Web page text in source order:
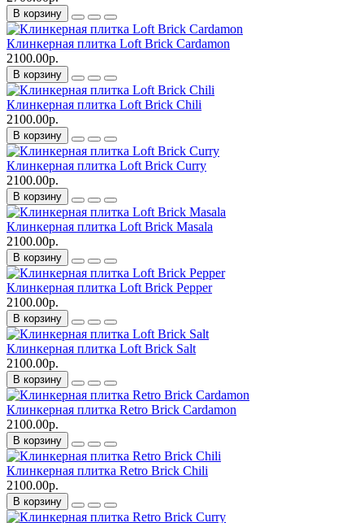
В корзину
Клинкерная плитка Loft Brick Cardamon
2100.00р.
В корзину
Клинкерная плитка Loft Brick Chili
2100.00р.
В корзину
Клинкерная плитка Loft Brick Curry
2100.00р.
В корзину
Клинкерная плитка Loft Brick Masala
2100.00р.
В корзину
Клинкерная плитка Loft Brick Pepper
2100.00р.
В корзину
Клинкерная плитка Loft Brick Salt
2100.00р.
В корзину
Клинкерная плитка Retro Brick Cardamon
2100.00р.
В корзину
Клинкерная плитка Retro Brick Chili
2100.00р.
В корзину